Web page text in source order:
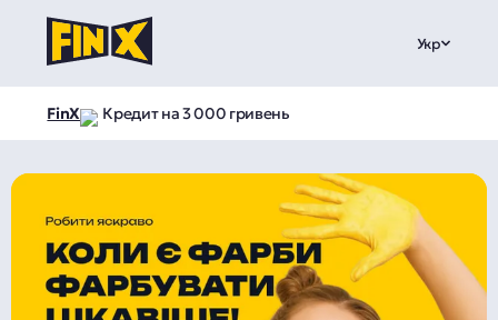
Укр
FinX Кредит на 3 000 гривень